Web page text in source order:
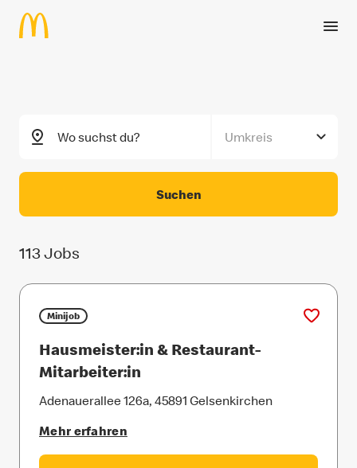
label.skipToMainContent
Umkreis
Suchen
113Jobs
Minijob
Hausmeister:in & Restaurant-
Mitarbeiter:in
Adenauerallee 126a, 45891 Gelsenkirchen
Mehr erfahren